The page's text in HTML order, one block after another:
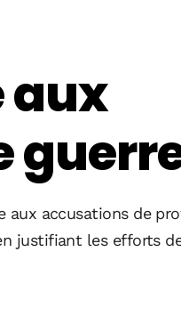
aux
aux accusations de
justifiant les efforts